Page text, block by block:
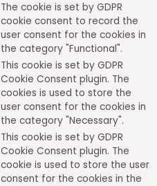
The cookie is set by GDPR
cookie consent to record the
user consent for the cookies in
the category "Functional".
This cookie is set by GDPR
Cookie Consent plugin. The
cookies is used to store the
user consent for the cookies in
the category "Necessary".
This cookie is set by GDPR
Cookie Consent plugin. The
cookie is used to store the user
consent for the cookies in the